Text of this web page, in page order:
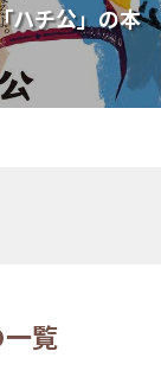
ハチ公」の本
覧